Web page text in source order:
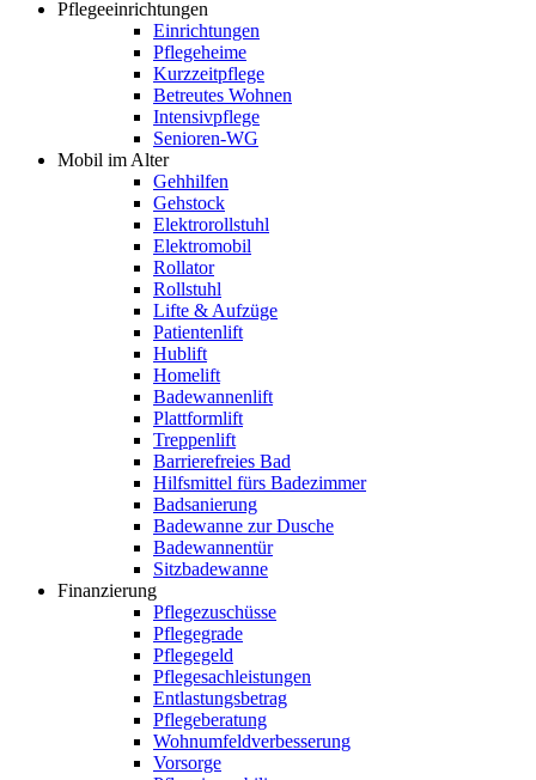
Pflegeeinrichtungen
Einrichtungen
Pflegeheime
Kurzzeitpflege
Betreutes Wohnen
Intensivpflege
Senioren-WG
Mobil im Alter
Gehhilfen
Gehstock
Elektrorollstuhl
Elektromobil
Rollator
Rollstuhl
Lifte & Aufzüge
Patientenlift
Hublift
Homelift
Badewannenlift
Plattformlift
Treppenlift
Barrierefreies Bad
Hilfsmittel fürs Badezimmer
Badsanierung
Badewanne zur Dusche
Badewannentür
Sitzbadewanne
Finanzierung
Pflegezuschüsse
Pflegegrade
Pflegegeld
Pflegesachleistungen
Entlastungsbetrag
Pflegeberatung
Wohnumfeldverbesserung
Vorsorge